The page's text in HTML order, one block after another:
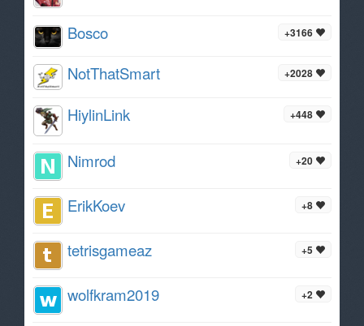
+3166
Bosco
+2028
NotThatSmart
+448
HiylinLink
+20
Nimrod
+8
ErikKoev
+5
tetrisgameaz
+2
wolfkram2019